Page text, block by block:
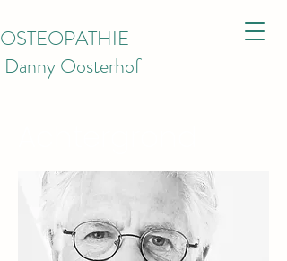
OSTEOPATHIE
Danny Oosterhof